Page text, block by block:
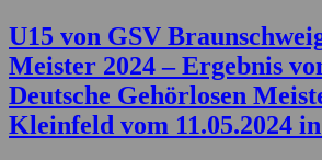
U15 von GSV
Meister 2024 – Ergebnis
Deutsche Gehörlosen
Kleinfeld vom 11.05.2024